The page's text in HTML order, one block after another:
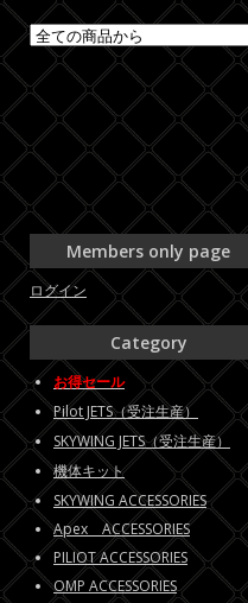
Members only page
ログイン
Category
お得セール
Pilot JETS（受注生産）
SKYWING JETS（受注生産）
機体キット
SKYWING ACCESSORIES
Apex ACCESSORIES
PILIOT ACCESSORIES
OMP ACCESSORIES